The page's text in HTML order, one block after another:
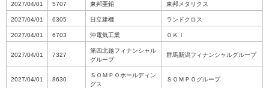
2027/04/01 5707 東邦亜鉛 東邦メタリクス
2027/04/01 6305 日立建機 ランドクロス
2027/04/01 6703 沖電気工業 ＯＫＩ
2027/04/01 7327
第四北越フィナンシャル
グループ
群馬新潟フィナンシャルグループ
2027/04/01 8630
ＳＯＭＰＯホールディン
グス
ＳＯＭＰＯグループ